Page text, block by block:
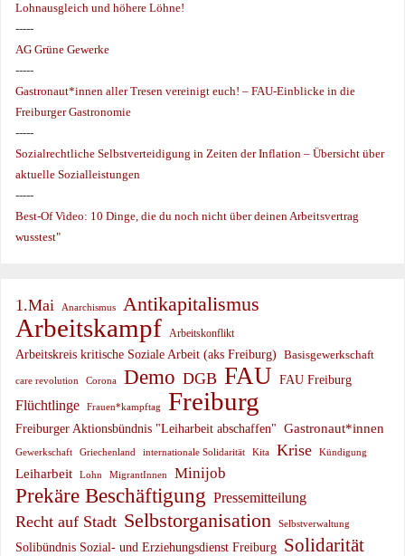
Lohnausgleich und höhere Löhne!
-----
AG Grüne Gewerke
-----
Gastronaut*innen aller Tresen vereinigt euch! – FAU-Einblicke in die
Freiburger Gastronomie
-----
Sozialrechtliche Selbstverteidigung in Zeiten der Inflation – Übersicht über
aktuelle Sozialleistungen
-----
Best-Of Video: 10 Dinge, die du noch nicht über deinen Arbeitsvertrag
wusstest"
1.Mai Anarchismus Antikapitalismus
Arbeitskampf Arbeitskonflikt
Arbeitskreis kritische Soziale Arbeit (aks Freiburg) Basisgewerkschaft
care revolution Corona Demo DGB FAU FAU Freiburg
Flüchtlinge Frauen*kampftag Freiburg
Freiburger Aktionsbündnis "Leiharbeit abschaffen" Gastronaut*innen
Gewerkschaft Griechenland internationale Solidarität Kita Krise Kündigung
Leiharbeit Lohn MigrantInnen Minijob
Prekäre Beschäftigung Pressemitteilung
Recht auf Stadt Selbstorganisation Selbstverwaltung
Solibündnis Sozial- und Erziehungsdienst Freiburg Solidarität